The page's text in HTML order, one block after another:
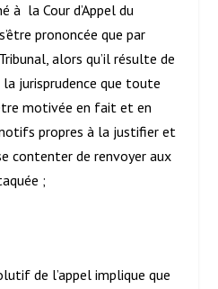
à la Cour d’Appel du
prononcée que par
alors qu’il résulte de
jurisprudence que toute
motivée en fait et en
propres à la justifier et
contenter de renvoyer aux
;
de l’appel implique que